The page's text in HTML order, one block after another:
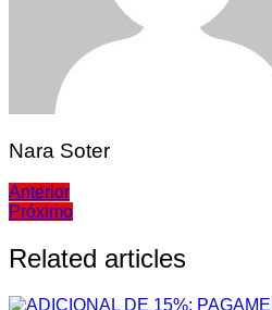
Nara Soter
Navegação
de
Post
Anterior
Próximo
Related articles